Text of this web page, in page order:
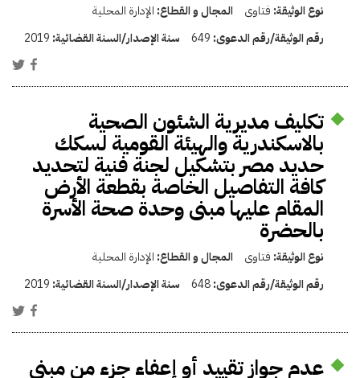
نوع الوثيقة: فتاوى المجال و القطاع: الإدارة المحلية
رقم الوثيقة/رقم الدعوى: 649 سنة الإصدار/السنة القضائية: 2019
تكليف مديرية الشئون الصحية
بالاسكندرية والهيئة القومية لسكك
حديد مصر بتشكيل لجنة فنية لتحديد
كافة التفاصيل الخاصة بقطعة الأرض
المقام عليها مبنى وحدة صحة الأسرة
بالحضرة
نوع الوثيقة: فتاوى المجال و القطاع: الإدارة المحلية
رقم الوثيقة/رقم الدعوى:648 سنة الإصدار/السنة القضائية: 2019
عدم جواز تقييد أو إعفاء جزء من مبنى